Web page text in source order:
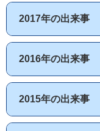
2017年の出来事
2016年の出来事
2015年の出来事